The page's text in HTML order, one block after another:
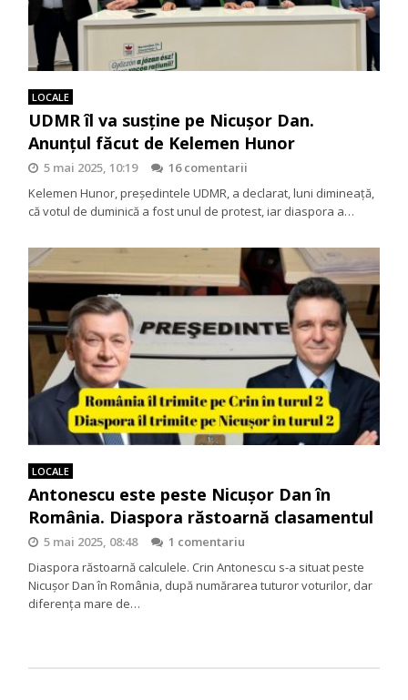
LOCALE
UDMR îl va susţine pe Nicuşor Dan.
Anunţul făcut de Kelemen Hunor
5 mai 2025, 10:19
16 comentarii
Kelemen Hunor, președintele UDMR, a declarat, luni dimineață,
că votul de duminică a fost unul de protest, iar diaspora a…
LOCALE
Antonescu este peste Nicuşor Dan în
România. Diaspora răstoarnă clasamentul
5 mai 2025, 08:48
1 comentariu
Diaspora răstoarnă calculele. Crin Antonescu s-a situat peste
Nicușor Dan în România, după numărarea tuturor voturilor, dar
diferenţa mare de…